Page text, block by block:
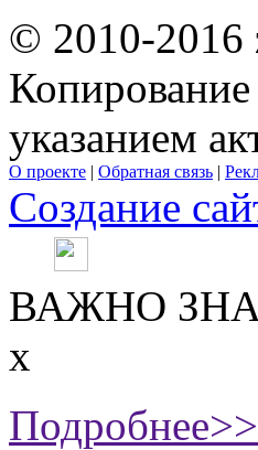
© 2010-2016
Копирование
указанием
О проекте | Обратная связь |
Создание
ВАЖНО
х
Подробнее>>